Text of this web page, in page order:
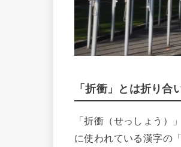
「折衝」とは折り合
「折衝（せっしょう）
に使われている漢字の